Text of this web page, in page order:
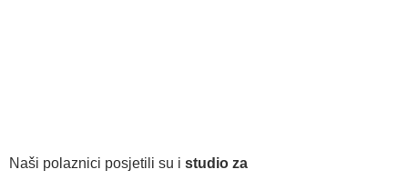
Naši polaznici posjetili su i studio za